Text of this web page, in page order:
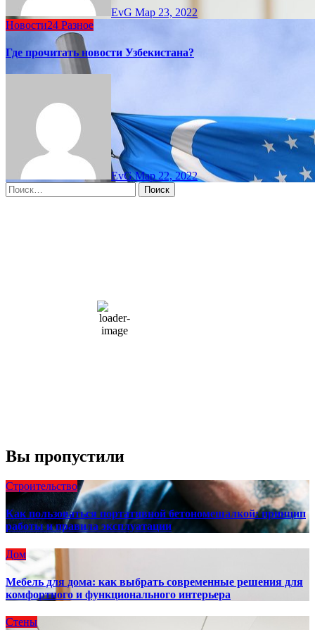
EvG Мар 23, 2022
Новости24 Разное
Где прочитать новости Узбекистана?
EvGМар 22, 2022
Найти:
66 %
1004 мб
10 mph
Вы пропустили
Строительство
Как пользоваться портативной бетономешалкой: принцип
работы и правила эксплуатации
Дом
Мебель для дома: как выбрать современные решения для
комфортного и функционального интерьера
Стены